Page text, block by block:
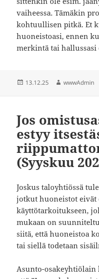
vaiheessa. Tämäkin
kohtuullisen pitkä. Et
huoneistoasi, ennen
merkintä tai
Julkaistu
13.12.25 Kirjoittaja
wwwAdmin
Jos
estyy
(Syyskuu
Joskus taloyhtiössä
jotkut huoneistot
käyttötarkoitukseen,
mukaan on
siitä, että huoneistoa
tai siellä todetaan
Asunto-osakeyhtiölain